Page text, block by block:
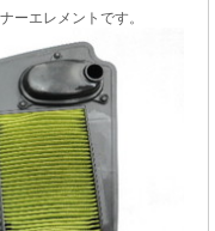
ーエレメントです。